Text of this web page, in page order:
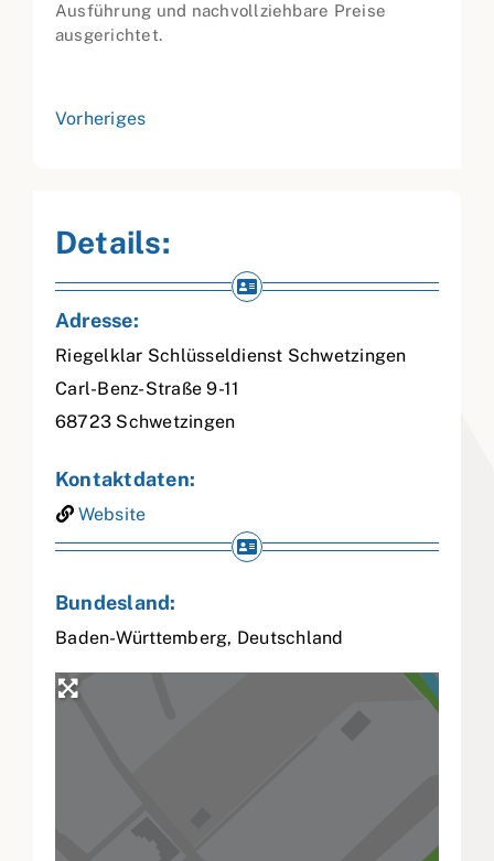
Ausführung und nachvollziehbare Preise
ausgerichtet.
Vorheriges
Details:
Adresse:
Riegelklar Schlüsseldienst Schwetzingen
Carl-Benz-Straße 9-11
68723 Schwetzingen
Kontaktdaten:
Website
Bundesland:
Baden-Württemberg, Deutschland